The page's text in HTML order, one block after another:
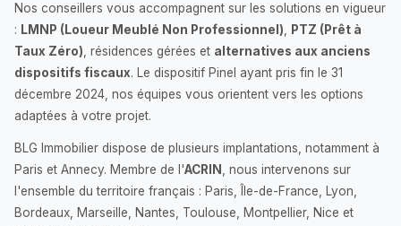
Nos conseillers vous accompagnent sur les solutions en vigueur
: LMNP (Loueur Meublé Non Professionnel)
PTZ (Prêt à
Taux Zéro) , résidences gérées et alternatives aux anciens
dispositifs fiscaux. Le dispositif Pinel ayant pris fin le 31
décembre 2024, nos équipes vous orientent vers les options
adaptées à votre projet.
BLG Immobilier dispose de plusieurs implantations, notamment à
Paris et Annecy. Membre de l'ACRIN
, nous intervenons sur
l'ensemble du territoire français : Paris, Île-de-France, Lyon,
Bordeaux, Marseille, Nantes, Toulouse, Montpellier, Nice et